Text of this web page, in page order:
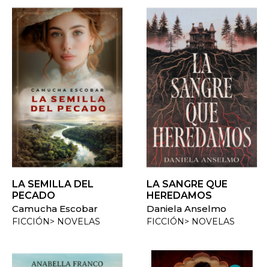
LA SEMILLA DEL
PECADO
Camucha Escobar
FICCIÓN> NOVELAS
LA SANGRE QUE
HEREDAMOS
Daniela Anselmo
FICCIÓN> NOVELAS